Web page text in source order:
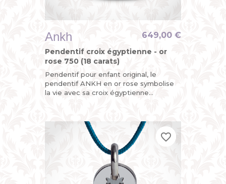
Ankh
Pendentif croix égyptienne - or
rose 750 (18 carats)
Pendentif pour enfant original, le
pendentif ANKH en or rose symbolise
la vie avec sa croix égyptienne
649,00 €
favorite_border
favorite_border
favorite_border